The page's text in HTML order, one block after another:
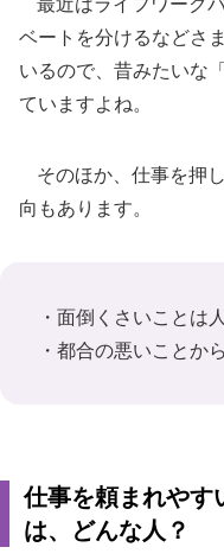
ベートを分けるなどさ
いるので、昔みたいな
ていますよね。
そのほか、仕事を押
向もあります。
・面倒くさいことは
・都合の悪いことか
仕事を頼まれやす
は、どんな人？